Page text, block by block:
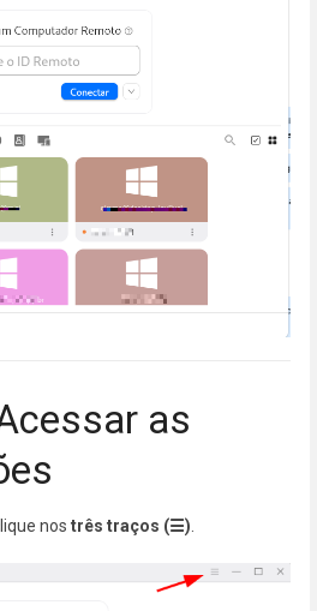
as
nos três traços (☰).